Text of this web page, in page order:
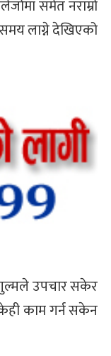
समेत नराम्रो
लाग्ने देखिएको
उपचार सकेर
केही काम गर्न सकेन